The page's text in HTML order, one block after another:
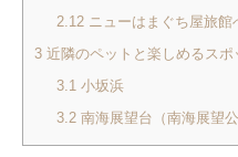
2.12ニューはまぐち屋旅館
3 近隣のペットと楽しめるスポ
3.1小坂浜
3.2南海展望台（南海展望公